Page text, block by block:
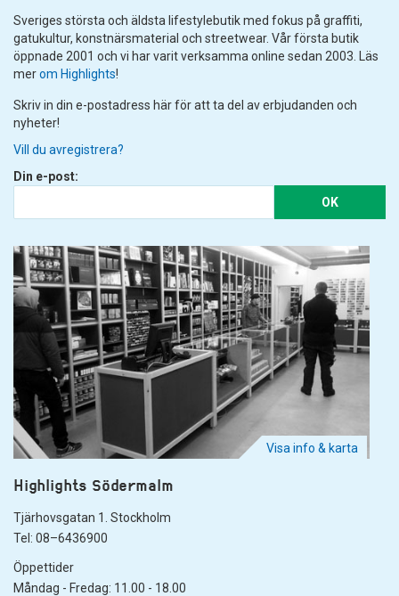
Sveriges största och äldsta lifestylebutik med fokus på graffiti,
gatukultur, konstnärsmaterial och streetwear. Vår första butik
öppnade 2001 och vi har varit verksamma online sedan 2003. Läs
merom Highlights!
Skriv in din e-postadress här för att ta del av erbjudanden och
nyheter!
Vill du avregistrera?
Din e-post:
OK
Visa info & karta
Highlights Södermalm
Tjärhovsgatan 1. Stockholm
Tel: 08–6436900
Öppettider
Måndag - Fredag: 11.00 - 18.00